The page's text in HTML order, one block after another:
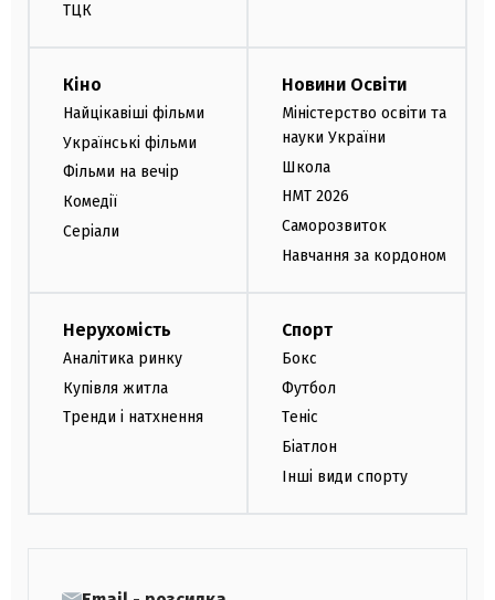
ТЦК
Кіно
Найцікавіші фільми
Українські фільми
Фільми на вечір
Комедії
Серіали
Новини Освіти
Міністерство освіти та
науки України
Школа
НМТ 2026
Саморозвиток
Навчання за кордоном
Нерухомість
Аналітика ринку
Купівля житла
Тренди і натхнення
Спорт
Бокс
Футбол
Теніс
Біатлон
Інші види спорту